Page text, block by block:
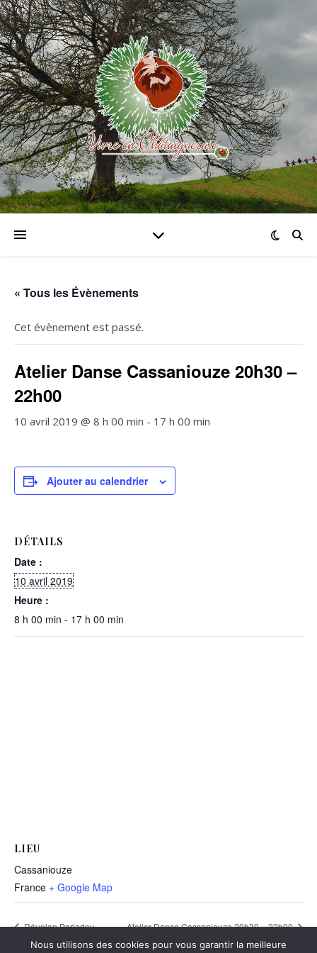
« Tous les Évènements
Cet évènement est passé.
Atelier Danse Cassaniouze 20h30 –
22h00
10 avril 2019 @ 8 h 00 min - 17 h 00 min
Ajouter au calendrier
DÉTAILS
Date :
10 avril 2019
Heure :
8 h 00 min - 17 h 00 min
LIEU
Cassaniouze
France + Google Map
Réunion Parladou Atelier Danse Cassaniouze 20h30 – 22h00
Nous utilisons des cookies pour vous garantir la meilleure